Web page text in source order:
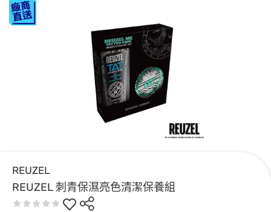
REUZEL
REUZEL 刺青保濕亮色清潔保養組